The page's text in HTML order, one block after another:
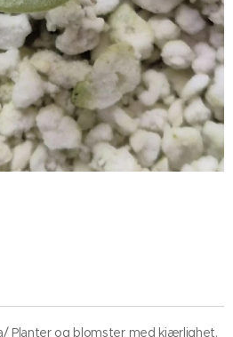
Planter og blomster med kjærlighet.